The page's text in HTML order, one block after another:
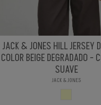
JACK & JONES HILL JERSEY
COLOR BEIGE DEGRADADO -
SUAVE
JACK & JONES